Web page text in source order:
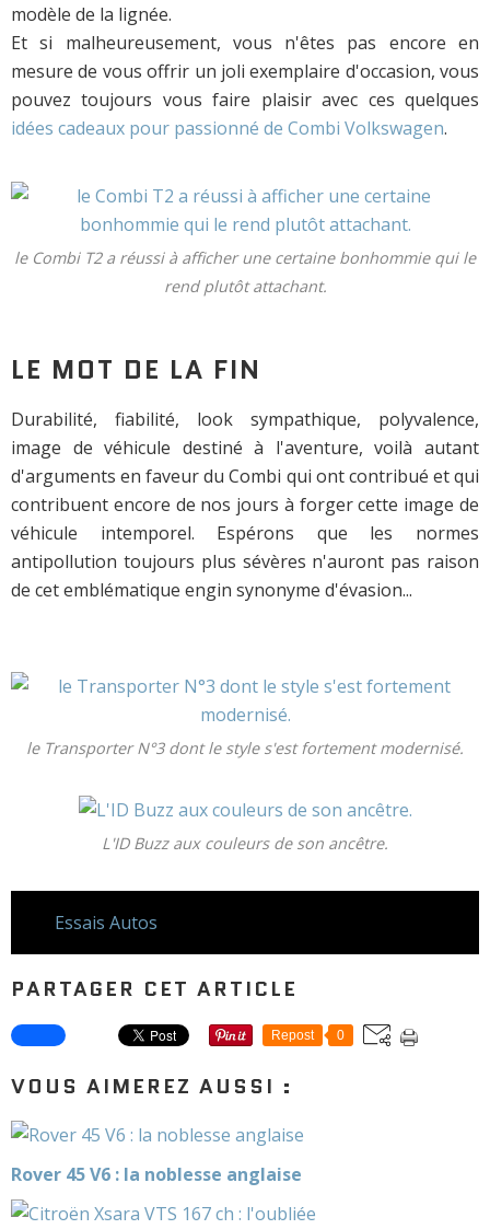
modèle de la lignée.
Et si malheureusement, vous n'êtes pas encore en
mesure de vous offrir un joli exemplaire d'occasion, vous
pouvez toujours vous faire plaisir avec ces quelques
idées cadeaux pour passionné de Combi Volkswagen.
le Combi T2 a réussi à afficher une certaine bonhommie qui le
rend plutôt attachant.
LE MOT DE LA FIN
Durabilité, fiabilité, look sympathique, polyvalence,
image de véhicule destiné à l'aventure, voilà autant
d'arguments en faveur du Combi qui ont contribué et qui
contribuent encore de nos jours à forger cette image de
véhicule intemporel. Espérons que les normes
antipollution toujours plus sévères n'auront pas raison
de cet emblématique engin synonyme d'évasion...
le Transporter N°3 dont le style s'est fortement modernisé.
L'ID Buzz aux couleurs de son ancêtre.
Essais Autos
PARTAGER CET ARTICLE
Repost 0
VOUS AIMEREZ AUSSI :
Rover 45 V6 : la noblesse anglaise